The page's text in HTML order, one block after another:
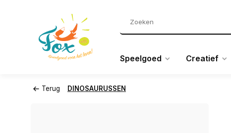
Speelgoed Creatief
Terug DINOSAURUSSEN